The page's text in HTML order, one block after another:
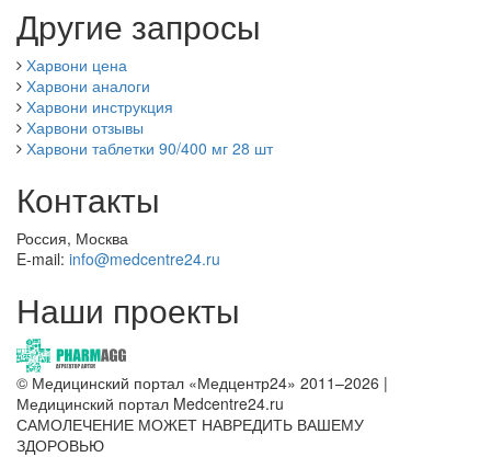
Другие запросы
Харвони цена
Харвони аналоги
Харвони инструкция
Харвони отзывы
Харвони таблетки 90/400 мг 28 шт
Контакты
Россия, Москва
E-mail: info@medcentre24.ru
Наши проекты
© Медицинский портал «Медцентр24» 2011–2026 |
Медицинский портал Medcentre24.ru
САМОЛЕЧЕНИЕ МОЖЕТ НАВРЕДИТЬ ВАШЕМУ
ЗДОРОВЬЮ